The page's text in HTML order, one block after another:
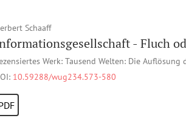
Schaaff
- Fluch
Werk: Tausend Welten: Die
10.59288/wug234.573-580